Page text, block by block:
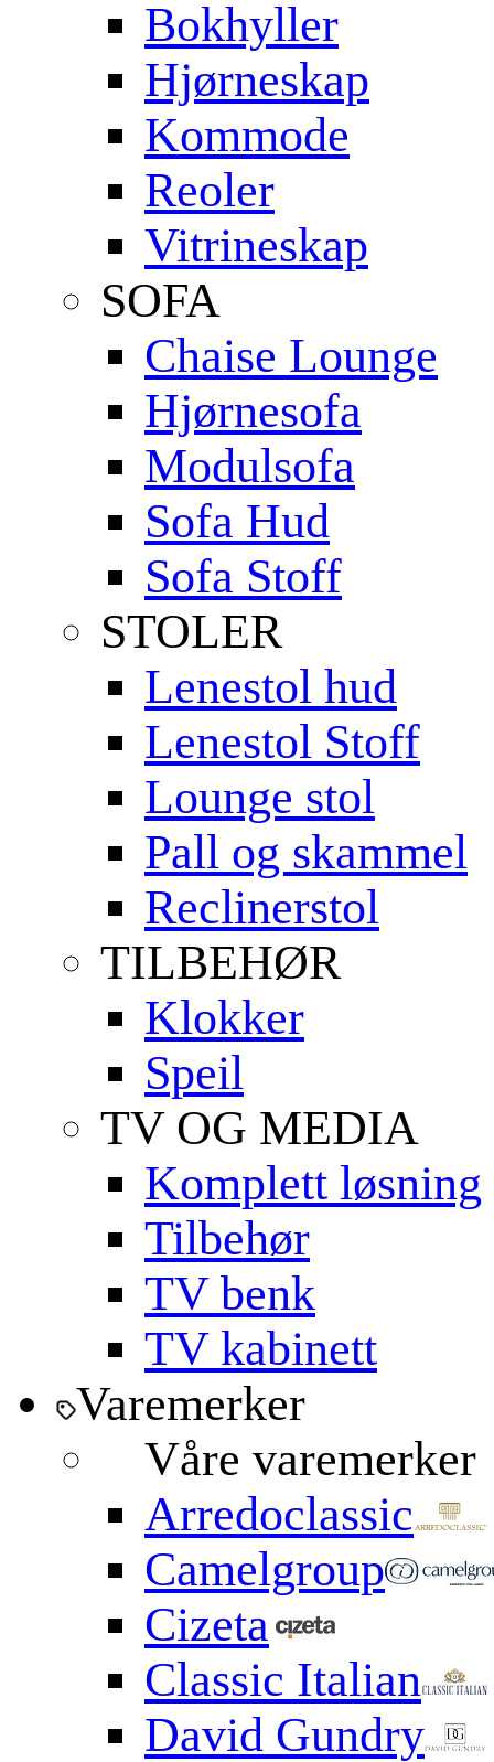
Bokhyller
Hjørneskap
Kommode
Reoler
Vitrineskap
SOFA
Chaise Lounge
Hjørnesofa
Modulsofa
Sofa Hud
Sofa Stoff
STOLER
Lenestol hud
Lenestol Stoff
Lounge stol
Pall og skammel
Reclinerstol
TILBEHØR
Klokker
Speil
TV OG MEDIA
Komplett løsning
Tilbehør
TV benk
TV kabinett
Varemerker
Våre varemerker
Arredoclassic
Camelgroup
Cizeta
Classic Italian
David Gundry